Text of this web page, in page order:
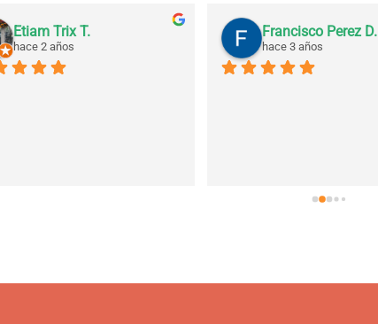
Etiam Trix T.
hace 2 años
Francisco Perez D.
hace 3 años